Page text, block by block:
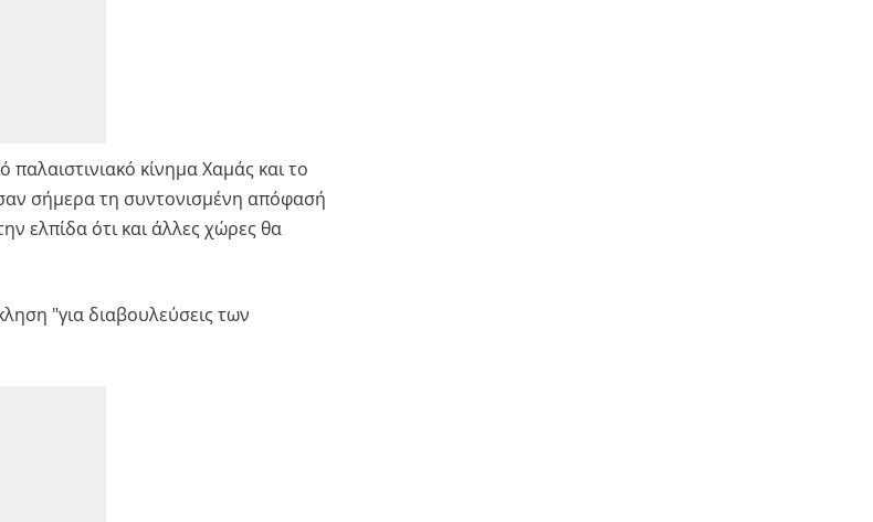
κίνημα Χαμάς και το
σήμερα τη συντονισμένη απόφασή
ελπίδα ότι και άλλες χώρες θα
"για διαβουλεύσεις των